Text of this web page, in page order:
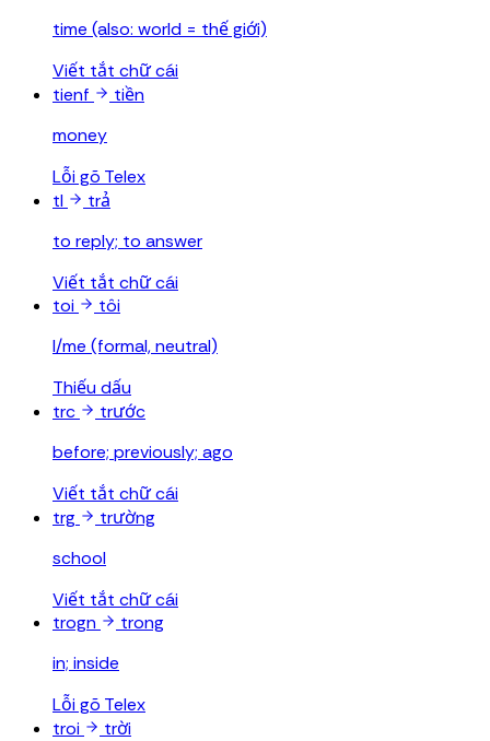
time (also: world = thế giới)
Viết tắt chữ cái
tienf
tiền
money
Lỗi gõ Telex
tl
trả
to reply; to answer
Viết tắt chữ cái
toi
tôi
I/me (formal, neutral)
Thiếu dấu
trc
trước
before; previously; ago
Viết tắt chữ cái
trg
trường
school
Viết tắt chữ cái
trogn
trong
in; inside
Lỗi gõ Telex
troi
trời